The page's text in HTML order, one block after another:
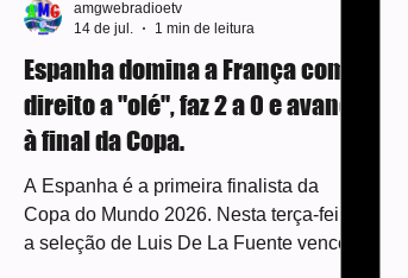
Espanha domina a França com
direito a "olé", faz 2 a 0 e avança
à final da Copa.
A Espanha é a primeira finalista da
Copa do Mundo 2026. Nesta terça-feira,
a seleção de Luis De La Fuente venceu
amgwebradioetv
14 de jul.
1 min de leitura